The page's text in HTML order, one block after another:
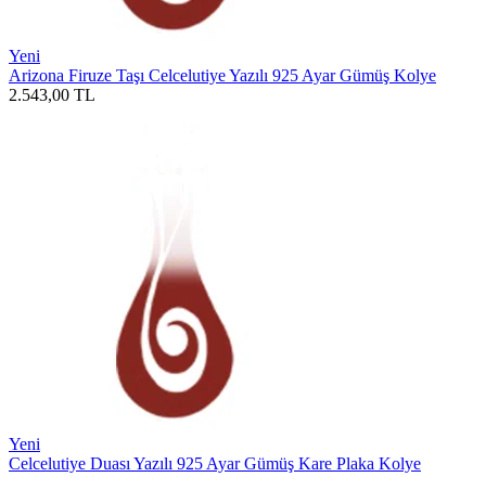
Yeni
Arizona Firuze Taşı Celcelutiye Yazılı 925 Ayar Gümüş Kolye
2.543,00 TL
Yeni
Celcelutiye Duası Yazılı 925 Ayar Gümüş Kare Plaka Kolye